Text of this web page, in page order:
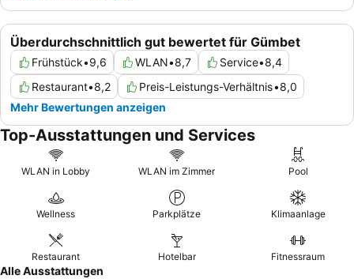
Überdurchschnittlich gut bewertet für Gümbet
Frühstück•9,6 WLAN•8,7 Service•8,4
Restaurant•8,2 Preis-Leistungs-Verhältnis•8,0
Mehr Bewertungen anzeigen
Top-Ausstattungen und Services
WLAN in Lobby WLAN im Zimmer Pool
Wellness Parkplätze Klimaanlage
Restaurant Hotelbar Fitnessraum
Alle Ausstattungen